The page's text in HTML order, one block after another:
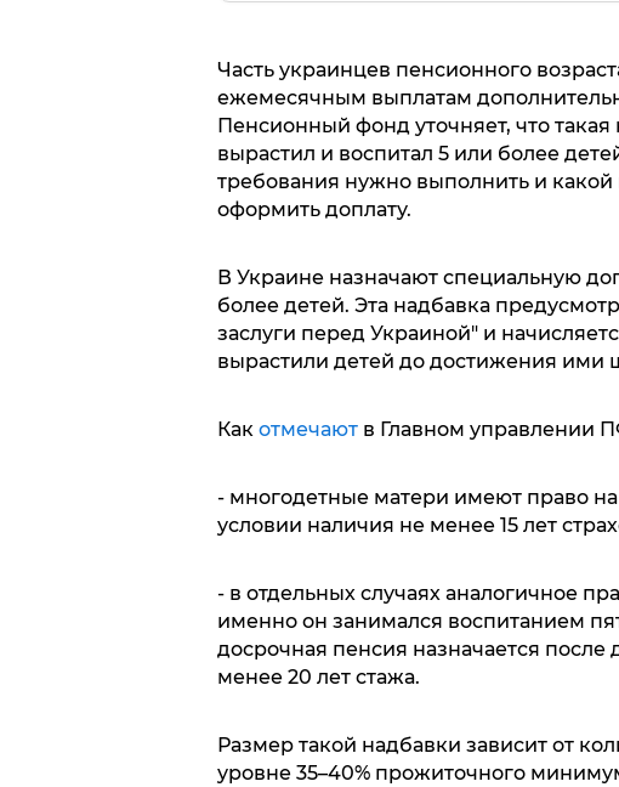
Часть украинцев пенсионного
ежемесячным выплатам
Пенсионный фонд уточняет, что
вырастил и воспитал 5 или более
требования нужно выполнить и какой
оформить доплату.
В Украине назначают специальную
более детей. Эта надбавка
заслуги перед Украиной" и
вырастили детей до достижения ими
Как отмечаютв Главном управлении
- многодетные матери имеют право
условии наличия не менее 15 лет
- в отдельных случаях аналогичное
именно он занимался воспитанием
досрочная пенсия назначается
менее 20 лет стажа.
Размер такой надбавки зависит от
уровне 35–40% прожиточного